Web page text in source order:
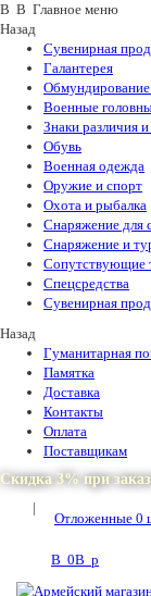
В В Главное меню
Назад
Сувенирная
Галантерея
Военные
Знаки различия
Обувь
Военная одежда
Оружие и спорт
Охота и рыбалка
Снаряжение для
Снаряжение и
Сопутствующие
Спецсредства
Сувенирная
Назад
Гуманитарная
Памятка
Доставка
Контакты
Оплата
Поставщикам
Скидка 3% при
|
Отложенные 0
В 0В p